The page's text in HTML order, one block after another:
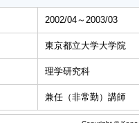
2002/04～2003/03
東京都立大学大学院
理学研究科
兼任（非常勤）講師